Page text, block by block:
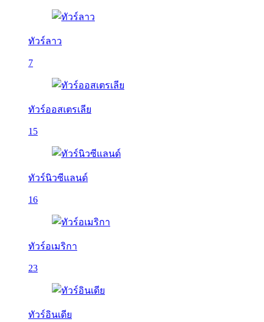
ทัวร์ลาว
7
ทัวร์ออสเตรเลีย
15
ทัวร์นิวซีแลนด์
16
ทัวร์อเมริกา
23
ทัวร์อินเดีย